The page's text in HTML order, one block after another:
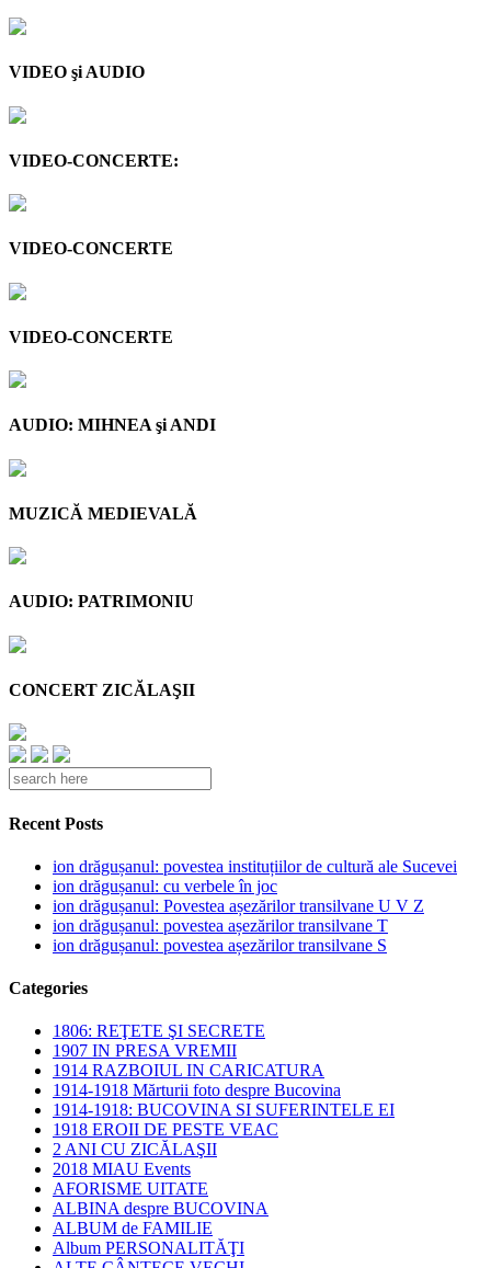
VIDEO şi AUDIO
VIDEO-CONCERTE:
VIDEO-CONCERTE
VIDEO-CONCERTE
AUDIO: MIHNEA şi ANDI
MUZICĂ MEDIEVALĂ
AUDIO: PATRIMONIU
CONCERT ZICĂLAŞII
Recent Posts
ion drăgușanul: povestea instituțiilor de cultură ale Sucevei
ion drăgușanul: cu verbele în joc
ion drăgușanul: Povestea așezărilor transilvane U V Z
ion drăgușanul: povestea așezărilor transilvane T
ion drăgușanul: povestea așezărilor transilvane S
Categories
1806: REŢETE ŞI SECRETE
1907 IN PRESA VREMII
1914 RAZBOIUL IN CARICATURA
1914-1918 Mărturii foto despre Bucovina
1914-1918: BUCOVINA SI SUFERINTELE EI
1918 EROII DE PESTE VEAC
2 ANI CU ZICĂLAŞII
2018 MIAU Events
AFORISME UITATE
ALBINA despre BUCOVINA
ALBUM de FAMILIE
Album PERSONALITĂŢI